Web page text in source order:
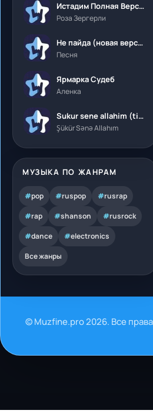
Истадим Полная Версия
Роза Зергерли
Не пайда (новая версия)
Песня
Ярмарка Судеб
Аленка
Sukur sene allahim (tik tok)
Şükür Sənə Allahım
МУЗЫКА ПО ЖАНРАМ
#pop #ruspop #rusrap
#rap #shanson #rusrock
#dance #electronics
Все жанры
© Muzfine.pro 2026. Все